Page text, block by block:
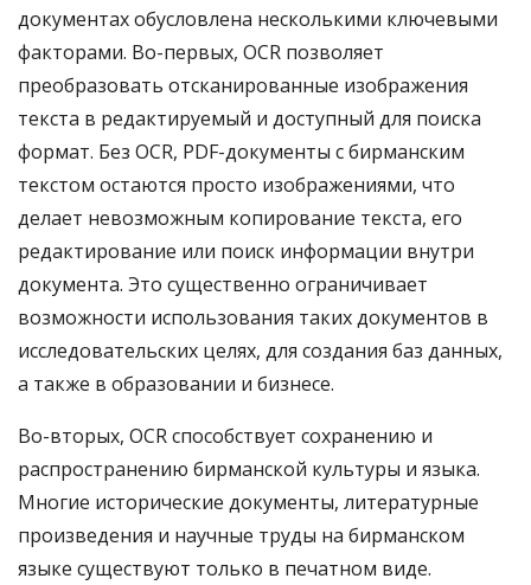
документах обусловлена несколькими ключевыми
факторами. Во-первых, OCR позволяет
преобразовать отсканированные изображения
текста в редактируемый и доступный для поиска
формат. Без OCR, PDF-документы с бирманским
текстом остаются просто изображениями, что
делает невозможным копирование текста, его
редактирование или поиск информации внутри
документа. Это существенно ограничивает
возможности использования таких документов в
исследовательских целях, для создания баз данных,
а также в образовании и бизнесе.
Во-вторых, OCR способствует сохранению и
распространению бирманской культуры и языка.
Многие исторические документы, литературные
произведения и научные труды на бирманском
языке существуют только в печатном виде.